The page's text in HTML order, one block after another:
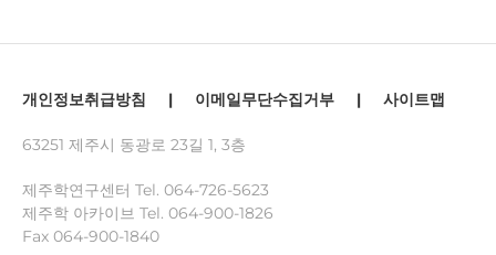
개인정보취급방침 | 이메일무단수집거부 | 사이트맵
63251 제주시 동광로 23길 1, 3층
제주학연구센터 Tel. 064-726-5623
제주학 아카이브 Tel. 064-900-1826
Fax 064-900-1840